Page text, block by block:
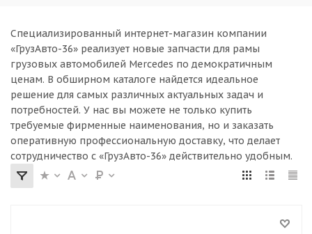
Специализированный интернет-магазин компании
«ГрузАвто-36» реализует новые запчасти для рамы
грузовых автомобилей Mercedes по демократичным
ценам. В обширном каталоге найдется идеальное
решение для самых различных актуальных задач и
потребностей. У нас вы можете не только купить
требуемые фирменные наименования, но и заказать
оперативную профессиональную доставку, что делает
сотрудничество с «ГрузАвто-36» действительно удобным.